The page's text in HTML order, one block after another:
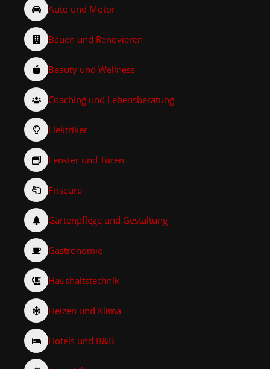
Auto und Motor
Bauen und Renovieren
Beauty und Wellness
Coaching und Lebensberatung
Elektriker
Fenster und Türen
Friseure
Gartenpflege und Gestaltung
Gastronomie
Haushaltstechnik
Heizen und Klima
Hotels und B&B